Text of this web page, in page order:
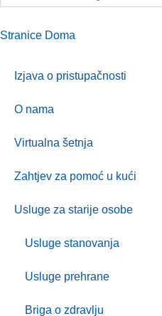
Stranice Doma
Izjava o pristupačnosti
O nama
Virtualna šetnja
Zahtjev za pomoć u kući
Usluge za starije osobe
Usluge stanovanja
Usluge prehrane
Briga o zdravlju